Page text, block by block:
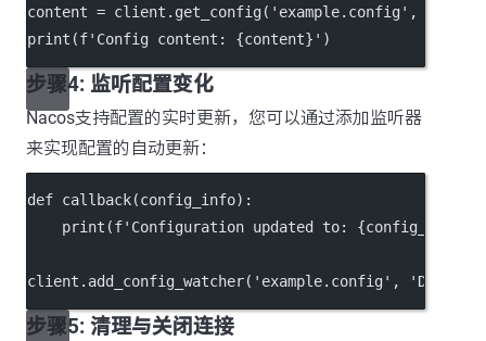
content = client.get_config( 'example.config' ,
print (f'Config content: {content} ' )
步骤4: 监听配置变化
Nacos支持配置的实时更新，您可以通过添加监听器
来实现配置的自动更新：
def callback(config_info):
print (f'Configuration updated to: {config_info
client.add_config_watcher( 'example.config' ,
步骤5: 清理与关闭连接